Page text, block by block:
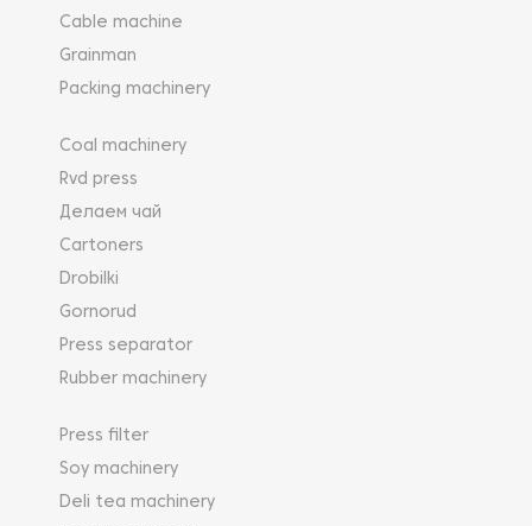
Cable machine
Grainman
Packing machinery
Coal machinery
Rvd press
Делаем чай
Cartoners
Drobilki
Gornorud
Press separator
Rubber machinery
Press filter
Soy machinery
Deli tea machinery